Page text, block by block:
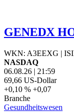
GENEDX
WKN: A3EEXG |
NASDAQ
06.08.26 | 21:59
69,66 US-Dollar
+0,10 % +0,07
Branche
Gesundheitswesen